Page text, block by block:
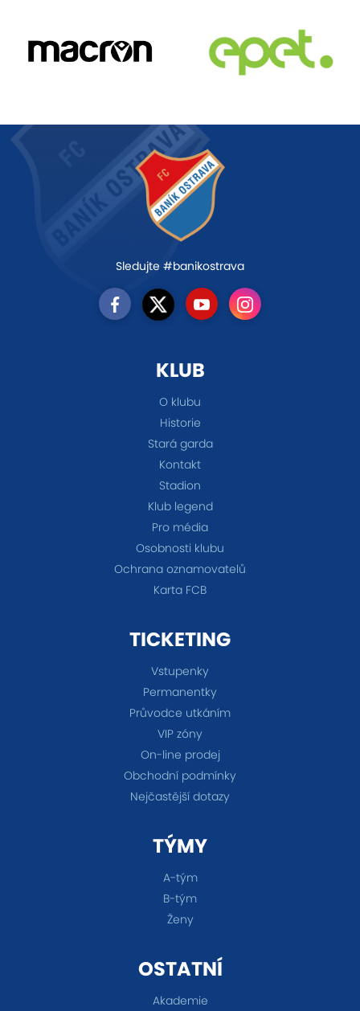
Sledujte #banikostrava
KLUB
O klubu
Historie
Stará garda
Kontakt
Stadion
Klub legend
Pro média
Osobnosti klubu
Ochrana oznamovatelů
Karta FCB
TICKETING
Vstupenky
Permanentky
Průvodce utkáním
VIP zóny
On-line prodej
Obchodní podmínky
Nejčastější dotazy
TÝMY
A-tým
B-tým
Ženy
OSTATNÍ
Akademie